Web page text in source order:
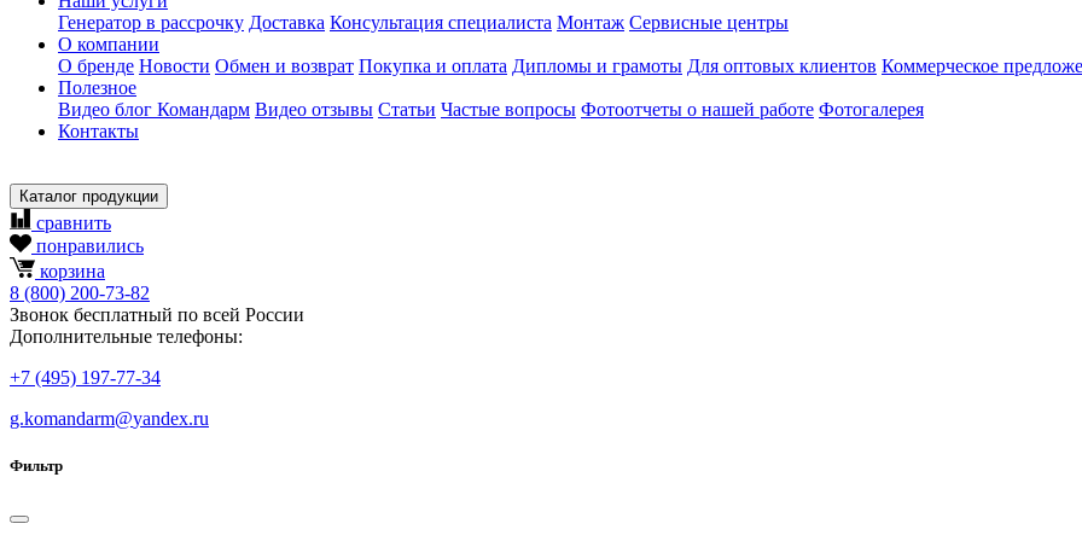
Генератор в рассрочку Доставка Консультация специалиста Монтаж Сервисные центры
О компании
О бренде Новости Обмен и возврат Покупка и оплата Дипломы и грамоты Для оптовых клиентов Коммерческое
Полезное
Видео блог Командарм Видео отзывы Статьи Частые вопросы Фотоотчеты о нашей работе Фотогалерея
Контакты
Каталог продукции
сравнить
понравились
корзина
8 (800) 200-73-82
Звонок бесплатный по всей России
Дополнительные телефоны:
+7 (495) 197-77-34
g.komandarm@yandex.ru
Фильтр